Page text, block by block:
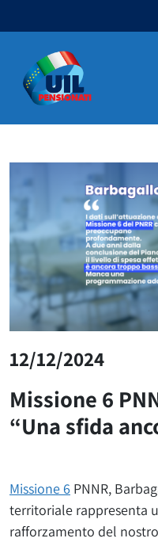
Navigazione
12/12/2024
Missione 6
“Una sfida
Missione 6 PNNR,
territoriale rappresenta
rafforzamento del